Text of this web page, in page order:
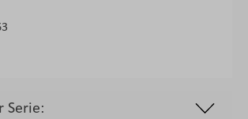
Serie: